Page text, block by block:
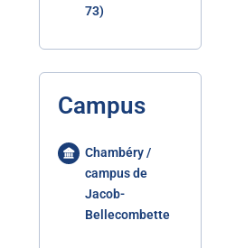
73)
Campus
Chambéry /
campus de
Jacob-
Bellecombette